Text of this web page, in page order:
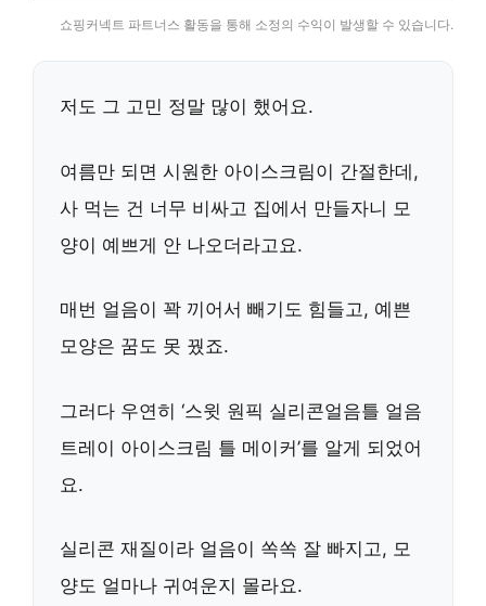
쇼핑커넥트 파트너스 활동을 통해 소정의 수익이 발생할 수 있습니다.
저도 그 고민 정말 많이 했어요.
여름만 되면 시원한 아이스크림이 간절한데,
사 먹는 건 너무 비싸고 집에서 만들자니 모
양이 예쁘게 안 나오더라고요.
매번 얼음이 꽉 끼어서 빼기도 힘들고, 예쁜
모양은 꿈도 못 꿨죠.
그러다 우연히 ‘스윗 원픽 실리콘얼음틀 얼음
트레이 아이스크림 틀 메이커’를 알게 되었어
요.
실리콘 재질이라 얼음이 쏙쏙 잘 빠지고, 모
양도 얼마나 귀여운지 몰라요.